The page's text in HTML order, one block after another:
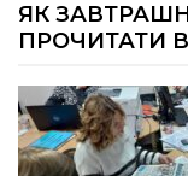
01 сер
Аліна
15:58 Літо в
ЯК
ПРОЧИТАТИ